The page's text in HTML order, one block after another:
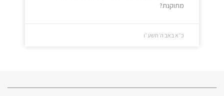
מתוקנת?
כ״א באב ה׳תשע״ו